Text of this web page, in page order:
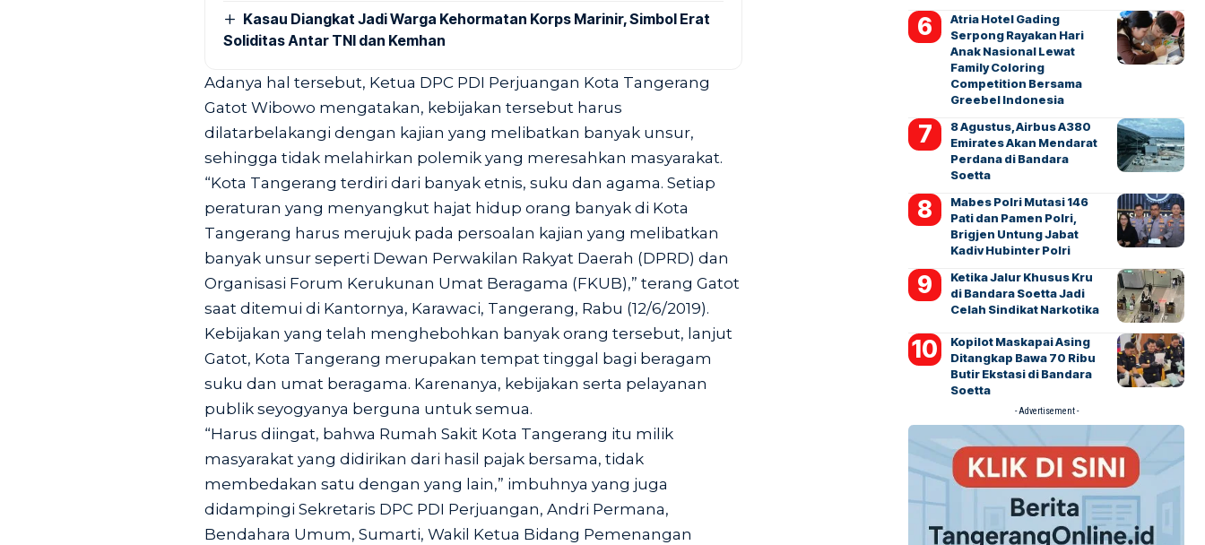
Kasau Diangkat Jadi Warga Kehormatan Korps Marinir, Simbol Erat
Soliditas Antar TNI dan Kemhan
Adanya hal tersebut, Ketua DPC PDI Perjuangan Kota Tangerang
Gatot Wibowo mengatakan, kebijakan tersebut harus
dilatarbelakangi dengan kajian yang melibatkan banyak unsur,
sehingga tidak melahirkan polemik yang meresahkan masyarakat.
“Kota Tangerang terdiri dari banyak etnis, suku dan agama. Setiap
peraturan yang menyangkut hajat hidup orang banyak di Kota
Tangerang harus merujuk pada persoalan kajian yang melibatkan
banyak unsur seperti Dewan Perwakilan Rakyat Daerah (DPRD) dan
Organisasi Forum Kerukunan Umat Beragama (FKUB),” terang Gatot
saat ditemui di Kantornya, Karawaci, Tangerang, Rabu (12/6/2019).
Kebijakan yang telah menghebohkan banyak orang tersebut, lanjut
Gatot, Kota Tangerang merupakan tempat tinggal bagi beragam
suku dan umat beragama. Karenanya, kebijakan serta pelayanan
publik seyogyanya berguna untuk semua.
“Harus diingat, bahwa Rumah Sakit Kota Tangerang itu milik
masyarakat yang didirikan dari hasil pajak bersama, tidak
membedakan satu dengan yang lain,” imbuhnya yang juga
didampingi Sekretaris DPC PDI Perjuangan, Andri Permana,
Bendahara Umum, Sumarti, Wakil Ketua Bidang Pemenangan
Atria Hotel Gading
Serpong Rayakan Hari
Anak Nasional Lewat
Family Coloring
Competition Bersama
Greebel Indonesia
8 Agustus, Airbus A380
Emirates Akan Mendarat
Perdana di Bandara
Soetta
Mabes Polri Mutasi 146
Pati dan Pamen Polri,
Brigjen Untung Jabat
Kadiv Hubinter Polri
Ketika Jalur Khusus Kru
di Bandara Soetta Jadi
Celah Sindikat Narkotika
Kopilot Maskapai Asing
Ditangkap Bawa 70 Ribu
Butir Ekstasi di Bandara
Soetta
- Advertisement -